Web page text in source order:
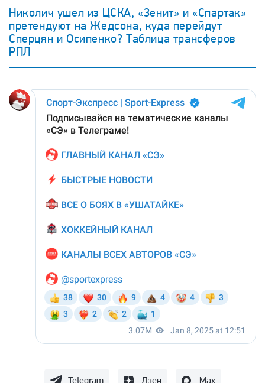
Николич ушел из ЦСКА, «Зенит» и «Спартак»
претендуют на Жедсона, куда перейдут
Сперцян и Осипенко? Таблица трансферов
РПЛ
Telegram Дзен Max